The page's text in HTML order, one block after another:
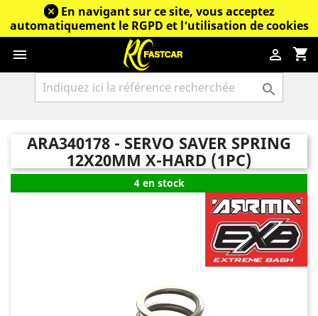
En navigant sur ce site, vous acceptez
automatiquement le RGPD et l’utilisation de cookies
 shopping_cart


ARA340178 - SERVO SAVER SPRING
12X20MM X-HARD (1PC)
4 en stock